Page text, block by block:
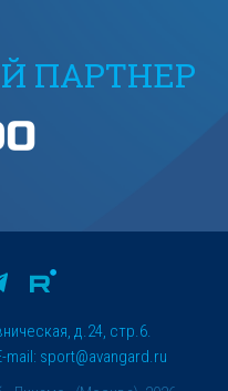
ПАРТНЕР
д.24, стр.6.
mail: sport@avangard.ru